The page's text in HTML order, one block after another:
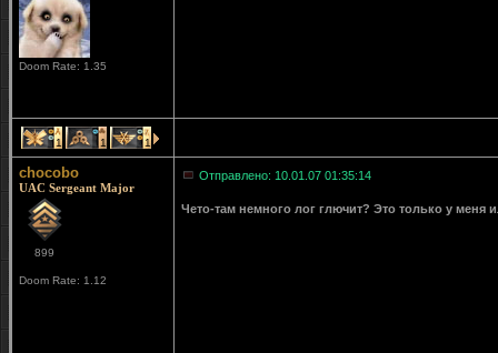
Doom Rate: 1.35
1 1 1
chocobo
UAC Sergeant Major
899
Doom Rate: 1.12
Отправлено: 10.01.07 01:35:14
Чето-там немного лог глючит? Это только у меня